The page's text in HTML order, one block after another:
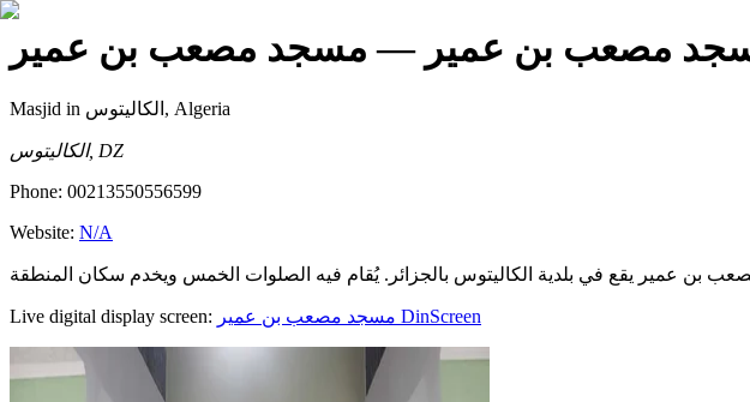
مصعب بن عمير — مسجد مصعب بن عمير
Masjid in الكاليتوس, Algeria
الكاليتوس, DZ
Phone: 00213550556599
Website: N/A
Live digital display screen: مسجد مصعب بن عمير DinScreen